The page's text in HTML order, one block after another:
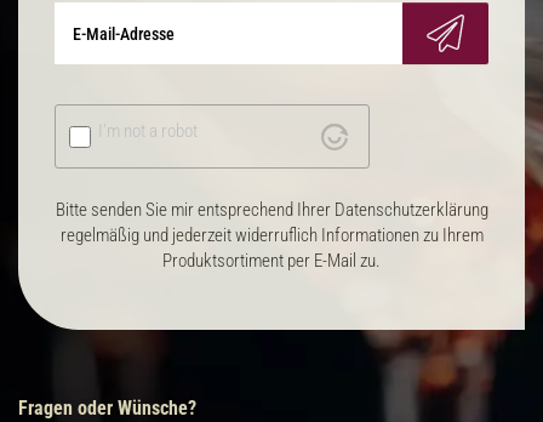
Fragen oder Wünsche?
I'm not a robot
Bitte senden Sie mir entsprechend Ihrer Datenschutzerklärung
regelmäßig und jederzeit widerruflich Informationen zu Ihrem
Produktsortiment per E-Mail zu.